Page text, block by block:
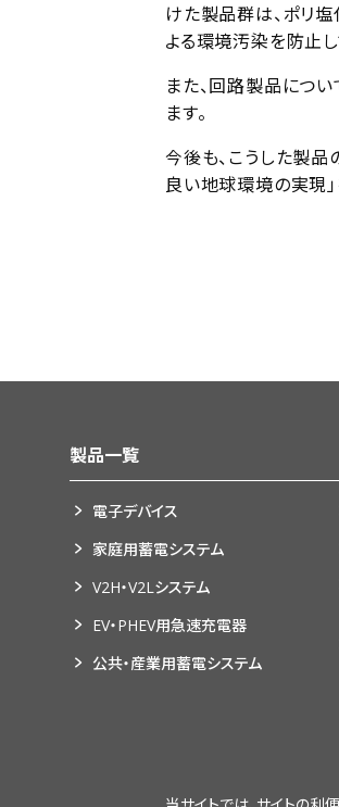
けた製品群は、ポリ塩
よる環境汚染を防止
また、回路製品につ
ます。
今後も、こうした製品
良い地球環境の実現」
製品一覧
電子デバイス
家庭用蓄電システム
V2H・V2Lシステム
EV・PHEV用急速充電器
公共・産業用蓄電システム